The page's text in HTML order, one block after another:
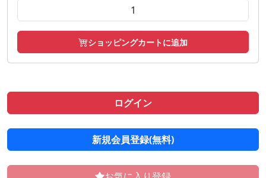
ショッピングカートに追加
ログイン
新規会員登録(無料)